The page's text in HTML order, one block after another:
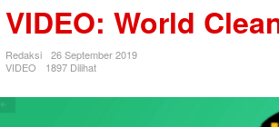
D
E
O
o
VIDEO: World
Redaksi
26 September 2019
VIDEO
1897 Dilihat